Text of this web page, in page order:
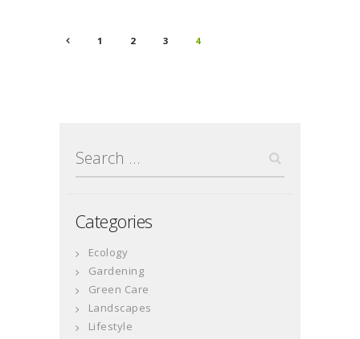
Posts<
PAGE
1 PAGE
2 PAGE
3 PAGE
4
for:
Categories
Ecology
Gardening
Green Care
Landscapes
Lifestyle